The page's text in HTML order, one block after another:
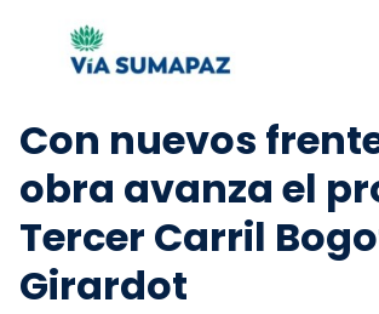
Con nuevos
obra avanza el
Tercer Carril
Girardot